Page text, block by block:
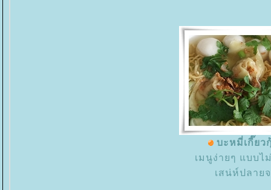
บะหมี่เกี๊ยว
เมนูง่ายๆ แบบไ
เสน่ห์ปลาย